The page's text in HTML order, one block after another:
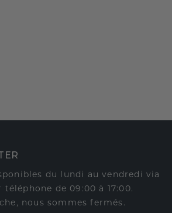
du lundi au vendredi via
de 09:00 à 17:00.
nous sommes fermés.